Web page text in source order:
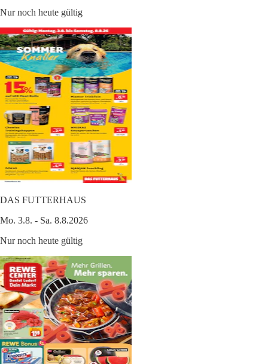
Nur noch heute gültig
DAS FUTTERHAUS
Mo. 3.8. - Sa. 8.8.2026
Nur noch heute gültig